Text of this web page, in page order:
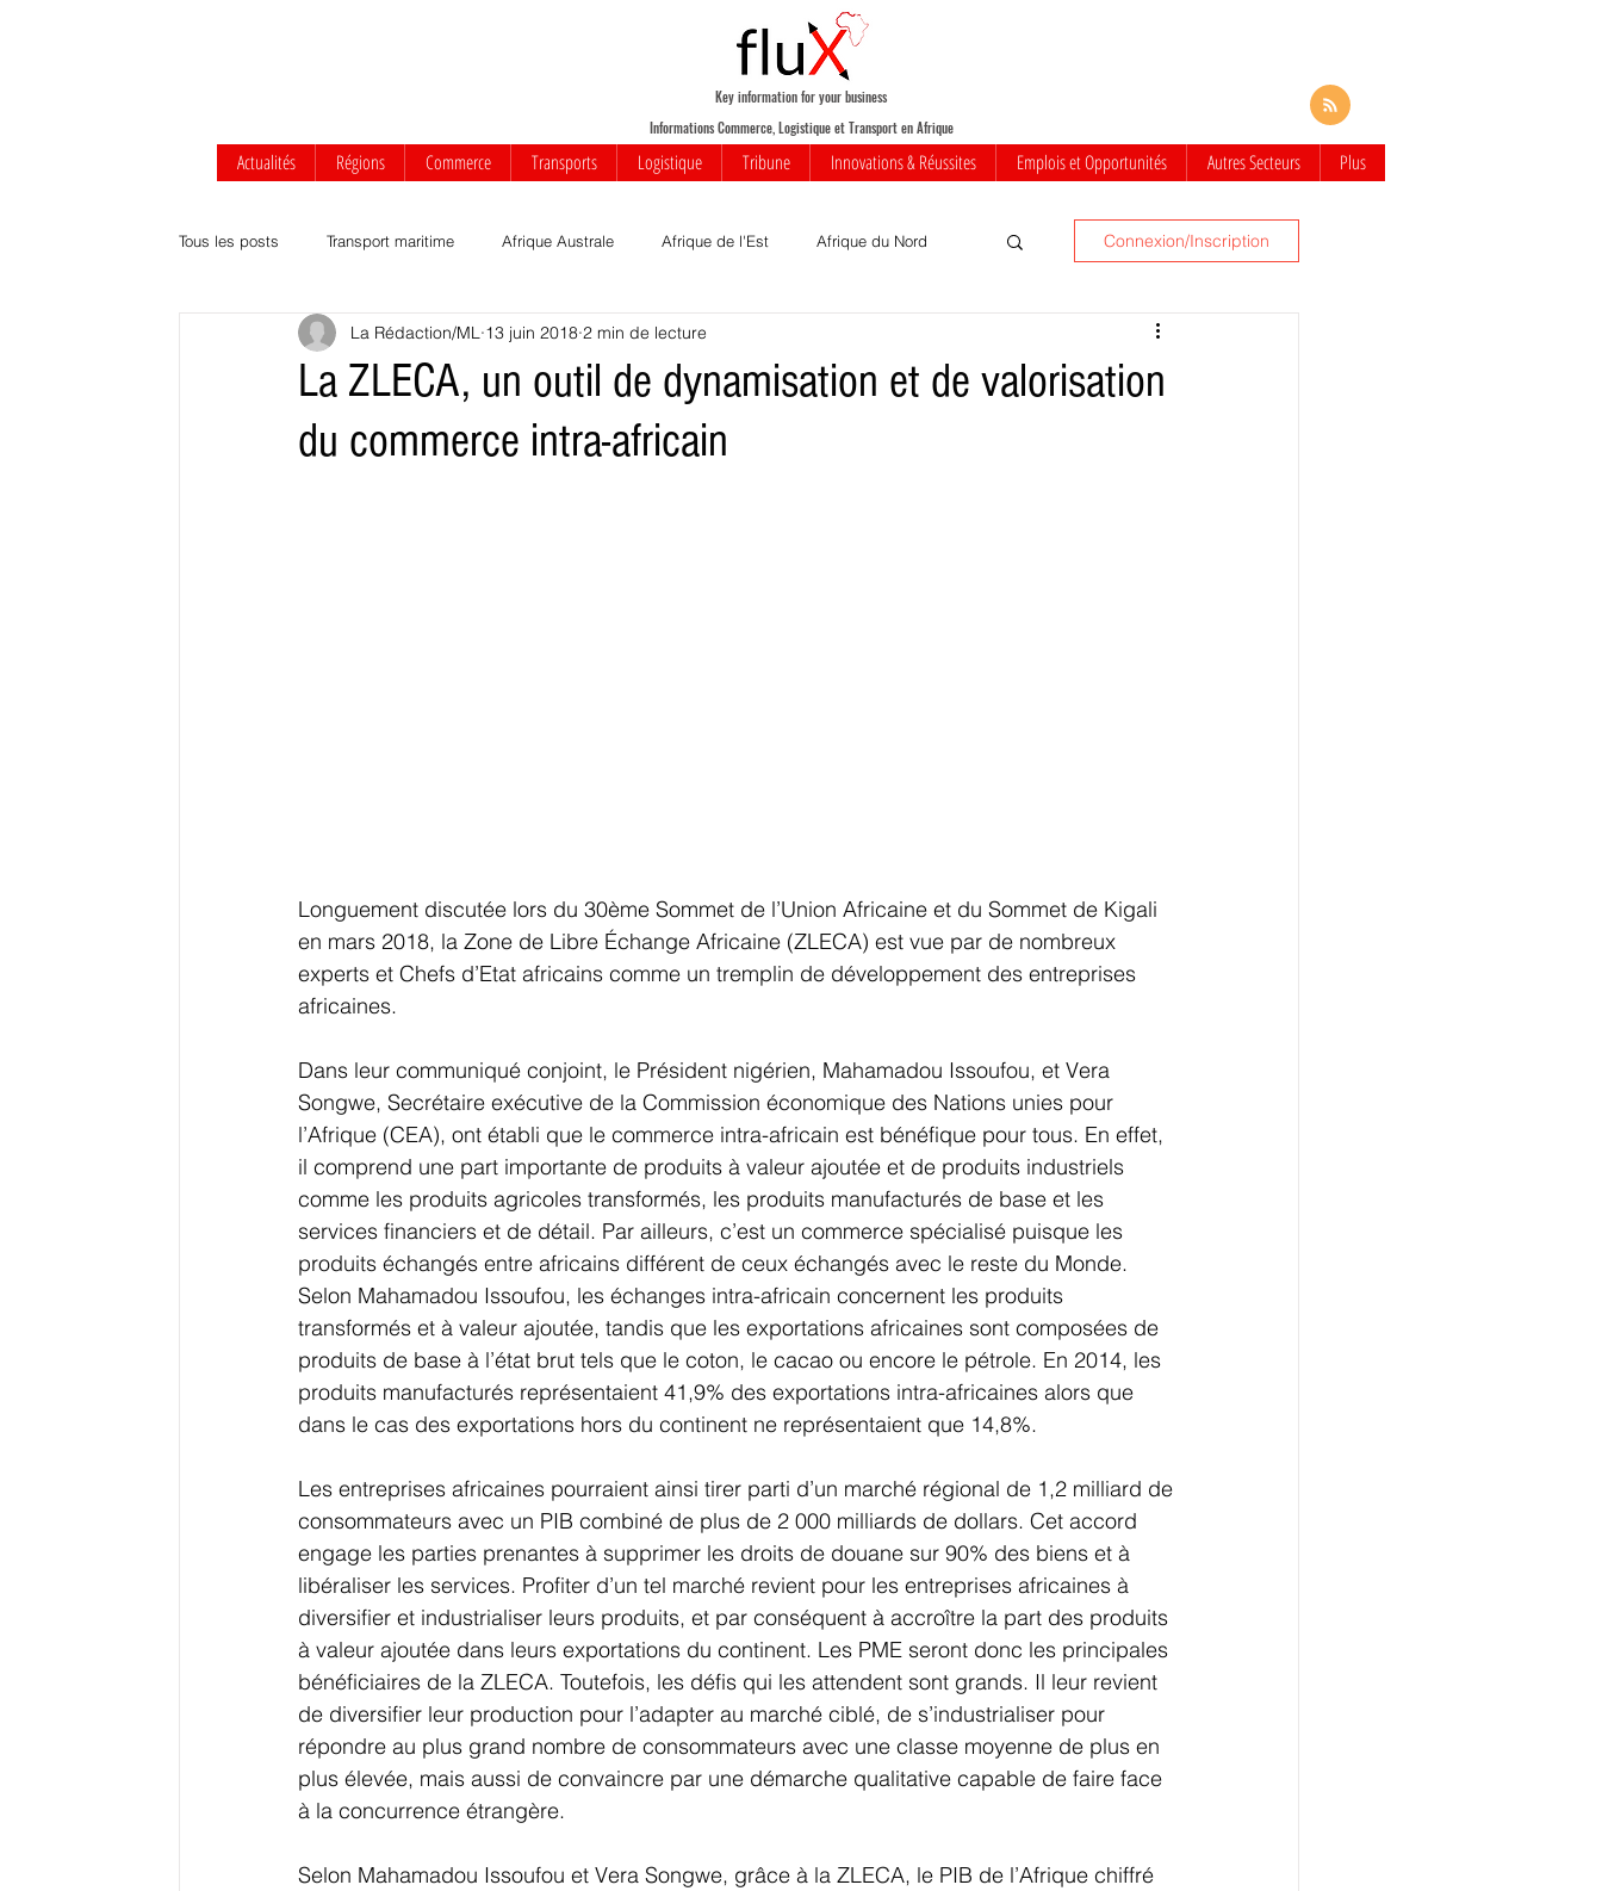
Informations Commerce, Logistique et Transport en Afrique
Actualités Régions Commerce Transports Logistique Tribune Innovations & Réussites Emplois et Opportunités Autres Secteurs Plus
Key information for your business
Tous les posts Transport maritime Afrique Australe Afrique de l'Est Afrique du Nord
Afrique centrale Afrique de l'Ouest Votre communauté
Transport routier & ferroviaire Agrobusiness Innovations
Connexion/Inscription
La ZLECA, un outil de dynamisation et de valorisation
du commerce intra-africain
La Rédaction/ML 13 juin 2018 2 min de lecture
Longuement discutée lors du 30ème Sommet de l’Union Africaine et du Sommet de Kigali
en mars 2018, la Zone de Libre Échange Africaine (ZLECA) est vue par de nombreux
experts et Chefs d’Etat africains comme un tremplin de développement des entreprises
africaines.
Dans leur communiqué conjoint, le Président nigérien, Mahamadou Issoufou, et Vera
Songwe, Secrétaire exécutive de la Commission économique des Nations unies pour
l’Afrique (CEA), ont établi que le commerce intra-africain est bénéfique pour tous. En effet,
il comprend une part importante de produits à valeur ajoutée et de produits industriels
comme les produits agricoles transformés, les produits manufacturés de base et les
services financiers et de détail. Par ailleurs, c’est un commerce spécialisé puisque les
produits échangés entre africains différent de ceux échangés avec le reste du Monde.
Selon Mahamadou Issoufou, les échanges intra-africain concernent les produits
transformés et à valeur ajoutée, tandis que les exportations africaines sont composées de
produits de base à l’état brut tels que le coton, le cacao ou encore le pétrole. En 2014, les
produits manufacturés représentaient 41,9% des exportations intra-africaines alors que
dans le cas des exportations hors du continent ne représentaient que 14,8%.
Les entreprises africaines pourraient ainsi tirer parti d’un marché régional de 1,2 milliard de
consommateurs avec un PIB combiné de plus de 2 000 milliards de dollars. Cet accord
engage les parties prenantes à supprimer les droits de douane sur 90% des biens et à
libéraliser les services. Profiter d’un tel marché revient pour les entreprises africaines à
diversifier et industrialiser leurs produits, et par conséquent à accroître la part des produits
à valeur ajoutée dans leurs exportations du continent. Les PME seront donc les principales
bénéficiaires de la ZLECA. Toutefois, les défis qui les attendent sont grands. Il leur revient
de diversifier leur production pour l’adapter au marché ciblé, de s’industrialiser pour
répondre au plus grand nombre de consommateurs avec une classe moyenne de plus en
plus élevée, mais aussi de convaincre par une démarche qualitative capable de faire face
à la concurrence étrangère.
Selon Mahamadou Issoufou et Vera Songwe, grâce à la ZLECA, le PIB de l’Afrique chiffré